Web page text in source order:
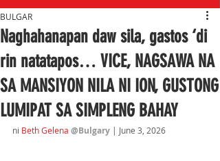
Naghahanapan daw sila, gastos ‘di
rin natatapos… VICE, NAGSAWA NA
SA MANSIYON NILA NI ION, GUSTONG
LUMIPAT SA SIMPLENG BAHAY
BULGAR
ni Beth Gelena @Bulgary | June 3 , 2026